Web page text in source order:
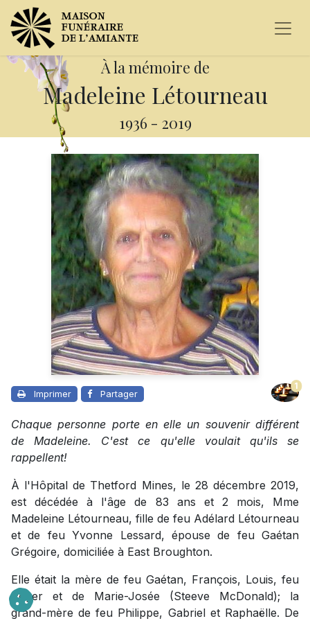
À la mémoire de
Madeleine Létourneau
1936 - 2019
Imprimer Partager
1
Chaque personne porte en elle un souvenir différent
de Madeleine. C'est ce qu'elle voulait qu'ils se
rappellent!
À l'Hôpital de Thetford Mines, le 28 décembre 2019,
est décédée à l'âge de 83 ans et 2 mois, Mme
Madeleine Létourneau, fille de feu Adélard Létourneau
et de feu Yvonne Lessard, épouse de feu Gaétan
Grégoire, domiciliée à East Broughton.
Elle était la mère de feu Gaétan, François, Louis, feu
Roger et de Marie-Josée (Steeve McDonald); la
grand-mère de feu Philippe, Gabriel et Raphaëlle. De